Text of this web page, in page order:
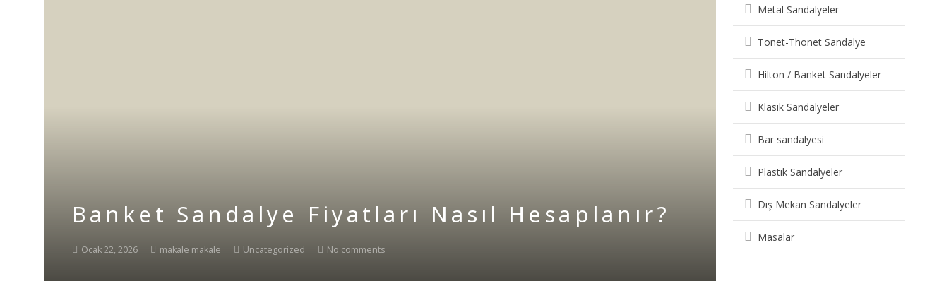
Banket Sandalye Fiyatları Nasıl Hesaplanır?
Ocak 22, 2026 makale makale Uncategorized No comments
Metal Sandalyeler
Tonet-Thonet Sandalye
Hilton / Banket Sandalyeler
Klasik Sandalyeler
Bar sandalyesi
Plastik Sandalyeler
Dış Mekan Sandalyeler
Masalar